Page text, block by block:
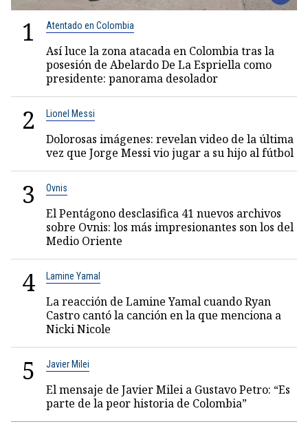
1 Atentado en Colombia
Así luce la zona atacada en Colombia tras la
posesión de Abelardo De La Espriella como
presidente: panorama desolador
2 Lionel Messi
Dolorosas imágenes: revelan video de la última
vez que Jorge Messi vio jugar a su hijo al fútbol
3 Ovnis
El Pentágono desclasifica 41 nuevos archivos
sobre Ovnis: los más impresionantes son los del
Medio Oriente
4 Lamine Yamal
La reacción de Lamine Yamal cuando Ryan
Castro cantó la canción en la que menciona a
Nicki Nicole
5 Javier Milei
El mensaje de Javier Milei a Gustavo Petro: “Es
parte de la peor historia de Colombia”